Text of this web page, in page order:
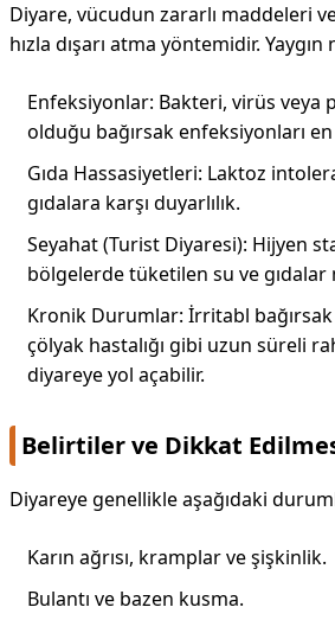
Diyare, vücudun zararlı maddeleri
hızla dışarı atma yöntemidir.
Enfeksiyonlar: Bakteri, virüs veya
olduğu bağırsak enfeksiyonları
Gıda Hassasiyetleri: Laktoz
gıdalara karşı duyarlılık.
Seyahat (Turist Diyaresi): Hijyen
bölgelerde tüketilen su ve gıdalar
Kronik Durumlar: İrritabl
çölyak hastalığı gibi uzun süreli
diyareye yol açabilir.
Belirtiler ve Dikkat
Diyareye genellikle aşağıdaki
Karın ağrısı, kramplar ve şişkinlik.
Bulantı ve bazen kusma.